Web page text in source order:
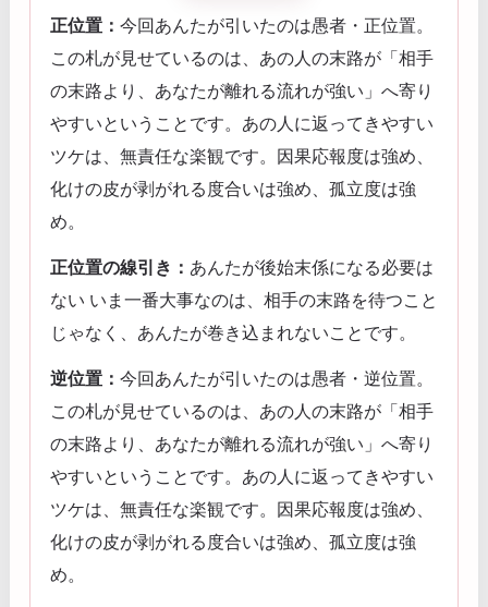
正位置： 今回あんたが引いたのは愚者・正位置。
この札が見せているのは、あの人の末路が「相手
の末路より、あなたが離れる流れが強い」へ寄り
やすいということです。あの人に返ってきやすい
ツケは、無責任な楽観です。因果応報度は強め、
化けの皮が剥がれる度合いは強め、孤立度は強
め。
正位置の線引き： あんたが後始末係になる必要は
ない いま一番大事なのは、相手の末路を待つこと
じゃなく、あんたが巻き込まれないことです。
逆位置： 今回あんたが引いたのは愚者・逆位置。
この札が見せているのは、あの人の末路が「相手
の末路より、あなたが離れる流れが強い」へ寄り
やすいということです。あの人に返ってきやすい
ツケは、無責任な楽観です。因果応報度は強め、
化けの皮が剥がれる度合いは強め、孤立度は強
め。